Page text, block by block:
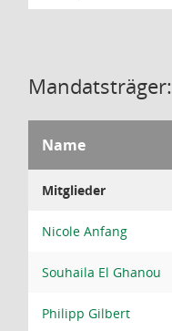
Mandatsträger:
Name
Mitglieder
Nicole Anfang
Souhaila El Ghanou
Philipp Gilbert